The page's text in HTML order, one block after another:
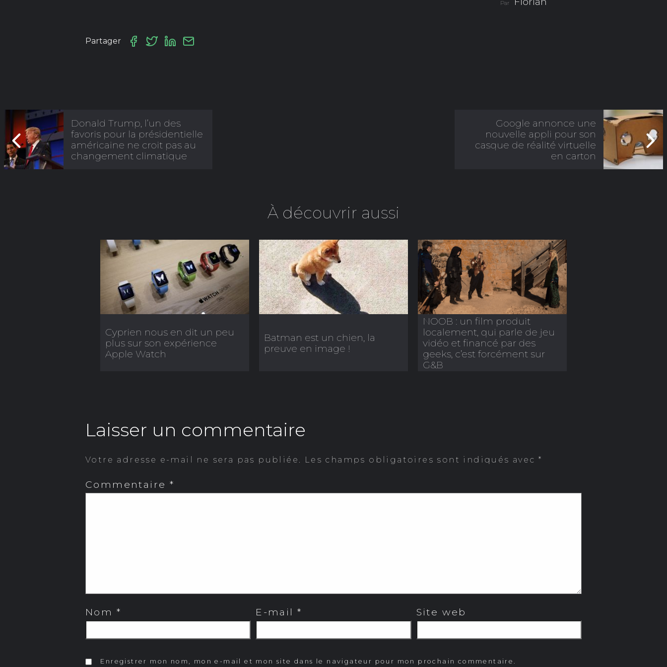
Par
Partager
Donald Trump, l’un des
favoris pour la présidentielle
américaine ne croit pas au
changement climatique
Google annonce une
nouvelle appli pour son
casque de réalité virtuelle
en carton
À découvrir aussi
Cyprien nous en dit un peu
plus sur son expérience
Apple Watch
Batman est un chien, la
preuve en image !
NOOB : un film produit
localement, qui parle de jeu
vidéo et financé par des
geeks, c’est forcément sur
G&B
Laisser un commentaire
Votre adresse e-mail ne sera pas publiée. Les champs obligatoires sont indiqués avec*
Commentaire *
Nom * E-mail* Site web
Enregistrer mon nom, mon e-mail et mon site dans le navigateur pour mon prochain commentaire.